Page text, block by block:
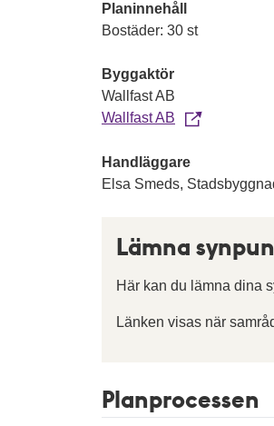
Planinnehåll
Bostäder: 30 st
Byggaktör
Wallfast AB
Wallfast AB
Handläggare
Elsa Smeds,
Lämna
Här kan du lämna dina
Länken visas när
Planprocessen